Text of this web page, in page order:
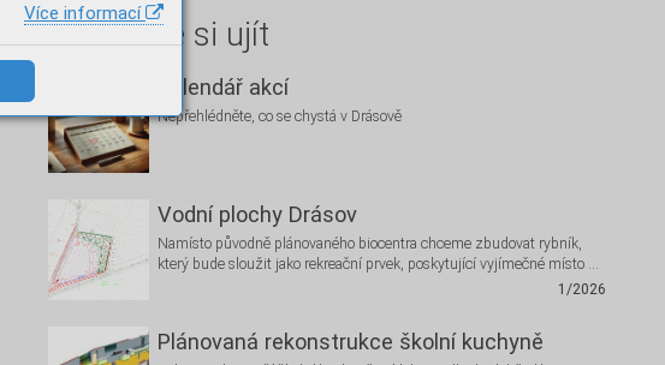
Více informací
Nenechte si ujít
Kalendář akcí
Nepřehlédněte, co se chystá v Drásově
Vodní plochy Drásov
Namísto původně plánovaného biocentra chceme zbudovat rybník,
který bude sloužit jako rekreační prvek, poskytující vyjímečné místo …
1/2026
Plánovaná rekonstrukce školní kuchyně